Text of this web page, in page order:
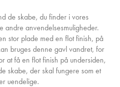
de skabe, du finder i vores
andre anvendelsesmuligheder.
stor plade med en flot finish, på
bruges denne gavl vandret, for
at få en flot finish på undersiden,
skabe, der skal fungere som et
uendelige.